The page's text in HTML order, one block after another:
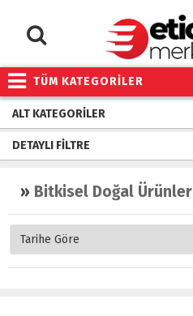
TÜM KATEGORİLER
ALT KATEGORILER
DETAYLI FILTRE
» Bitkisel Doğal Ürünler